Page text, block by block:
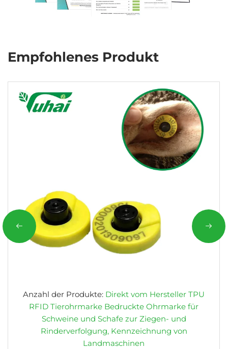
Empfohlenes Produkt
Anzahl der Produkte: Direkt vom Hersteller TPU
RFID Tierohrmarke Bedruckte Ohrmarke für
Schweine und Schafe zur Ziegen- und
Rinderverfolgung, Kennzeichnung von
Landmaschinen